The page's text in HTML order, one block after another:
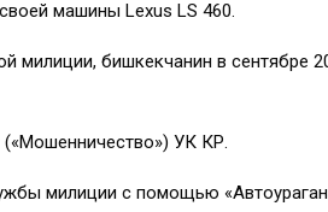
машины Lexus LS 460.
милиции, бишкекчанин в сентябре
УК КР.
милиции с помощью